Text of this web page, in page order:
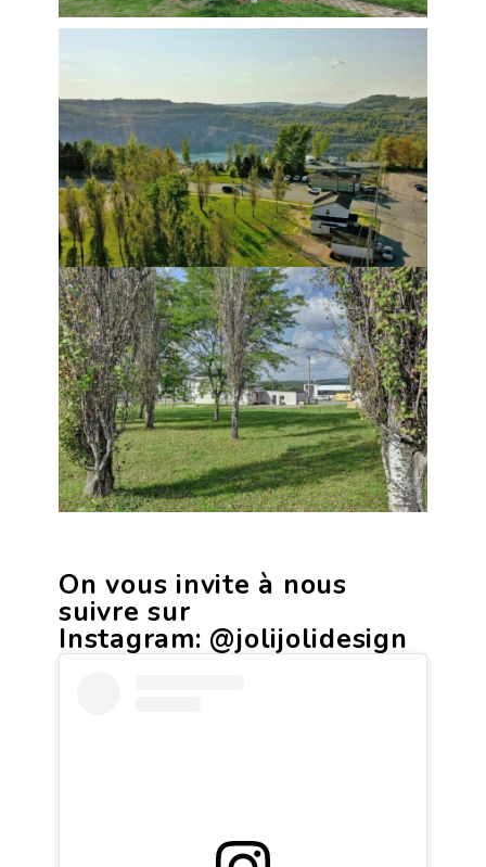
On vous invite à nous
suivre sur
Instagram: @jolijolidesign